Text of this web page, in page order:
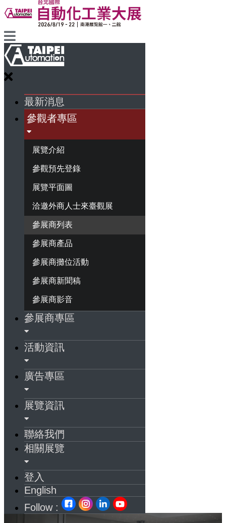
最新消息
參觀者專區
展覽介紹
參觀預先登錄
展覽平面圖
洽邀外商人士來臺觀展
參展商列表
參展商產品
參展商攤位活動
參展商新聞稿
參展商影音
參展商專區
活動資訊
廣告專區
展覽資訊
聯絡我們
相關展覽
登入
English
Follow :